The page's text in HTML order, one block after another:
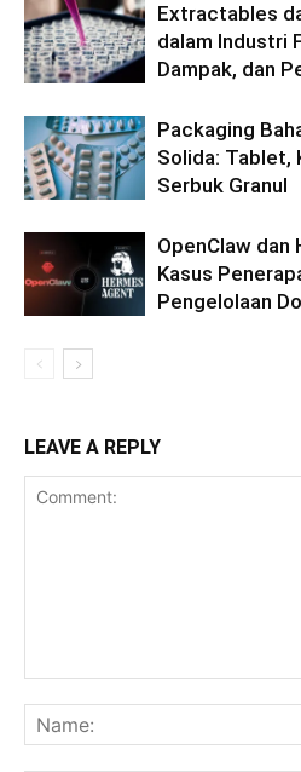
Extractables
dalam Industri
Dampak, dan
Packaging
Solida: Tablet,
Serbuk Granul
OpenClaw dan
Kasus
Pengelolaan
LEAVE A REPLY